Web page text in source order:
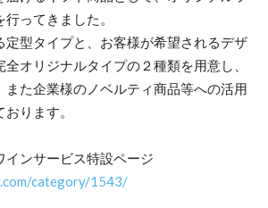
行ってきました。
定型タイプと、お客様が希望されるデザ
オリジナルタイプの２種類を用意し、
また企業様のノベルティ商品等への活用
ります。
インサービス特設ページ
category/1543/